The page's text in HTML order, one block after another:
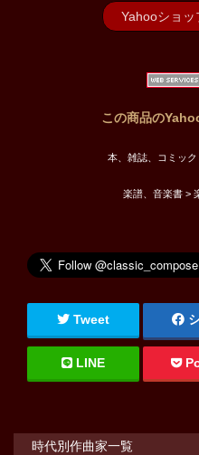
Yahooショッ
この商品の
本、雑誌、コミッ
楽譜、音楽書 >
Tweet
LINE
時代別作曲家一覧